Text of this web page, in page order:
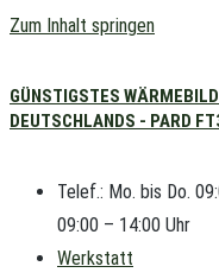
Zum Inhalt springen
GÜNSTIGSTES
DEUTSCHLANDS - PARD
Telef.: Mo. bis Do.
09:00 – 14:00 Uhr
Werkstatt